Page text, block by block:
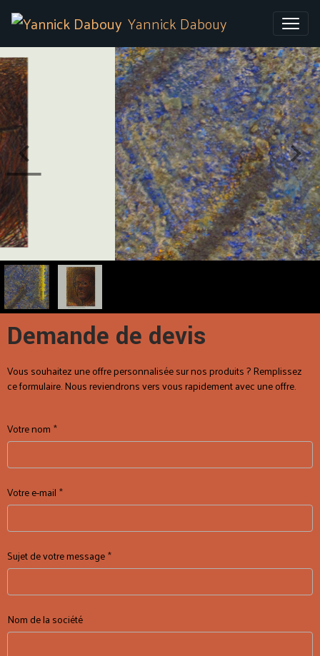
Yannick Dabouy
Demande de devis
Vous souhaitez une offre personnalisée sur nos produits ? Remplissez
ce formulaire. Nous reviendrons vers vous rapidement avec une offre.
Votre nom
Votre e-mail
Sujet de votre message
Nom de la société